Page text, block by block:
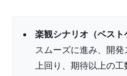
楽観シナリオ（ベスト
スムーズに進み、開
上回り、期待以上の工